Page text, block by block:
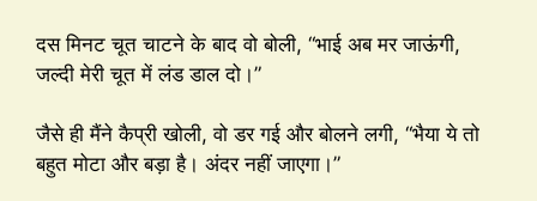
दस मिनट चूत चाटने के बाद वो बोली, “भाई अब मर जाऊंगी,
जल्दी मेरी चूत में लंड डाल दो।”
जैसे ही मैंने कैप्री खोली, वो डर गई और बोलने लगी, “भैया ये तो
बहुत मोटा और बड़ा है। अंदर नहीं जाएगा।”